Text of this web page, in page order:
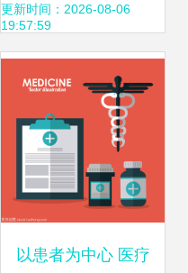
入裂变前夜
更新时间：2026-08-06
19:57:59
以患者为中心 医疗